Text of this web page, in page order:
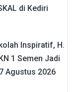
di Kediri
Inspiratif, H.
1 Semen Jadi
7 Agustus 2026